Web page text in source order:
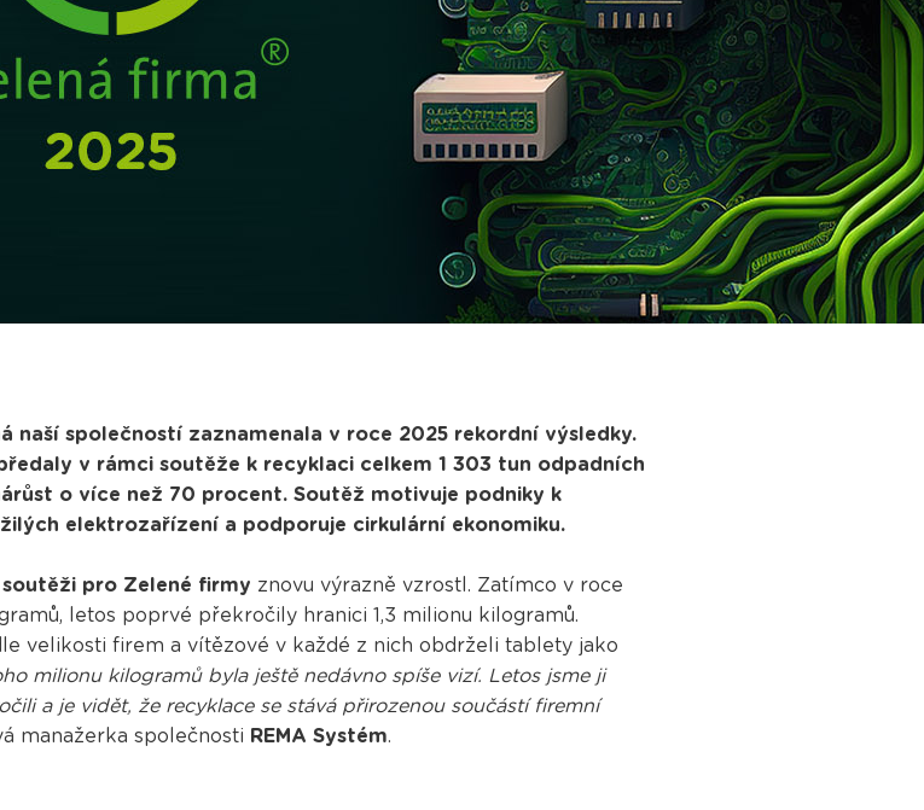
naší společností zaznamenala v roce 2025 rekordní výsledky.
v rámci soutěže k recyklaci celkem 1 303 tun odpadních
o více než 70 procent. Soutěž motivuje podniky k
elektrozařízení a podporuje cirkulární ekonomiku.
soutěži pro Zelené firmy znovu výrazně vzrostl. Zatímco v roce
letos poprvé překročily hranici 1,3 milionu kilogramů.
velikosti firem a vítězové v každé z nich obdrželi tablety jako
milionu kilogramů byla ještě nedávno spíše vizí. Letos jsme ji
a je vidět, že recyklace se stává přirozenou součástí firemní
manažerka společnosti REMA Systém.